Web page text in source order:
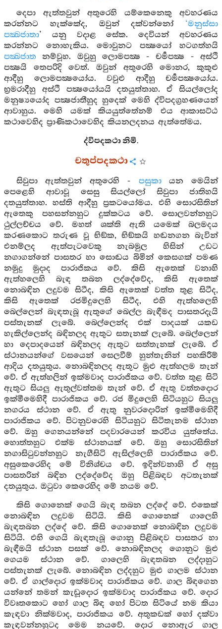
දෙපා ඇත්තවුන් අතුරෙහි යම්කෙනෙකු අවහරණය
කරන්නට හැක්කේද, ඔවුන් දක්වන්නෝ ‘මනුස්සා
පක්‍ඛජාතා’ යනු වදාළ සේක. දෙවියන් අවහරණය
කරන්නට නොහැකිය. මොවුනට පක්‍ෂයෝ හටගත්හයි
පක්‍ඛජාත නම්වූහ. ඔවුහු ලොමපක්‍ෂ - චර්‍මපක්‍ෂ - අස්ථි
පක්‍ෂයි තෙපරිදි වෙත්. ඔවුන් අතුරෙහි මොනර, කුකුළු
ආදීහු ලොමපක්‍ෂයෝය. වවුළු ආදීහු චර්‍මපක්‍ෂයෝය.
භ්‍රමරාදීහු අස්ථි පක්‍ෂයෝයයි දතයුත්තාහ. ඒ සියල්ලෝද
මනුෂ්‍යයෝද පක්‍ෂජාතීහුද හුදෙක් මෙහි ද්විපදග්‍රහණයෙන්
ආවාහුය. මෙහි යමක් කියයුත්තේනම් එය ආකාසට්ඨ
කථාවෙහිද ප්‍රාණිකථාවෙහිද කියනලදනය ඇත්තේමය.
ද්විපදකථා නිමි.
චතුප්පදකථා
සිවුපා ඇත්තවුන් අතුරෙහි - පසුකායන මෙයින්
පෙළෙහි ආවාවූ සෙසු සියල්ලෝ සිවුපා ජාතිහයි
දතයුත්තාහ. හස්ති ආදීහු ප්‍රකටයෝමය. එහි සොරසිතින්
ඇතෙකු පහසන්නහුට දුක්කටය වේ. සොලවන්නහුට
ථුල්ලච්චය වේ. මහත් ශක්ති ඇති යමෙක් බලමදය
කරණකොට තරුණ වූ භිඞ්ක, භිඞ්කයි හඬනගන බැවින්
එනම්ලද ඇත්පැටවෙකු නැබමුල හිසින් උඩට
නගාගන්නේ පාසතර හා සොඬය බිමින් කෙසගක් පමණ
නමුදු මුදාද පාරාජිකය වේ. කිසි ඇතෙක් වනාහි
ඇත්හලෙහි බැඳ තබන ලද්දේවේද, කිසි ඇතෙක්
නොබඳින ලදුවම සිටීද, කිසි ඇතෙක් වත්ත තුළ සිටීද,
කිසි ඇතෙක් රජමිදුලෙහි සිටීද, එහි ඇත්හලෙහි
බෙල්ලෙන් බැඳතැබූ ඇතුගේ බෙල්ල බැඳීමද පාසතරදැයි
පස්තැනක් ලැබේ. බෙල්ලෙන්ද එක් පාදයක් යකඩ
හැකිල්ලෙන්ද බඳිනලද ඇතුට සතැනක් ලැබේ. බෙල්ලෙන්
හා දෙපාදයෙන් බඳිනලද ඇතුට සත්තැනක් ලැබේ. ඒ
ස්ථානයන්ගේ වසයෙන් සෙලවීම් හුන්තැනින් පහකිරීම්
ආදිය දතයුතුය. නොබඳිනලද ඇතුට මුළු ඇත්හලම තැන්
වේ. ඒ ඇත්හලින් ඉක්මවාද පාරාජිකය වේ. වත්ත තුළ සිටි
ඇතුට සියලු ඇතුල්වත්තම තැන් වේ. ඒ ඇතු වත්තදොර
ඉක්මීමෙහිදී පාරාජිකය වේ. රජ මිදුලෙහි සිටියහුට සියලු
නගරය ස්ථාන වේ. ඒ ඇතු නුවරදොරින් ඉක්මීමෙහිදී
පාරාජිකය වේ. පිටනුවරෙහි සිටියහුට සිටිතැනම ස්ථාන
වේ. ඔහු ගෙනයන්නේ පදවාරයෙන් කරවිය යුත්තේය.
හොත්තහුට එක්ම ස්ථානයක් වේ. ඔහු සොරසිතින්
නගාසිටුවන්නහුට නැගීසිටි ඇසිල්ලෙහි පාරාජිකය වේ.
අසුකෙරෙහිද මේ විනිශ්චය වේ. ඉදින්වනාහි ඒ අසු
පාසතරින් බඳින ලද්දේවේද ඔහු පිළිබඳව අටතැනක්
දතයුතුය. ඔටුවා කෙරෙහිද මේ නයම වේ.
කිසි ගොනෙක් ගෙයි බැඳ තබන ලද්දේ වේ. එකෙක්
නොබඳින ලදුවම සිටියි. කිසි ගොනෙක් ගාලෙහි
බැඳතබන ලද්දේ වේ. කිසි ගොනෙක් නොබඳින ලදුවම
සිටියි. එහි ගෙයි බැඳතැබූ ගොනු පිළිබඳව පාසතර හා
බැඳීමයි ස්ථාන පසක් වේ. නොබඳිනලද ගොනුට මුළු
ගෙයම ස්ථාන වේ. ගාලෙහි බැඳතබන ලද්දාහුට
පස්තැනක් ලැබේ. නොබඳින ලද්දහුට මුළු ගාලම ස්ථාන
වේ. ඒ ගාල්දොර ඉක්මවාද පාරාජිකය වේ. ගාල බිඳගෙන
යන්නේ තමන් කැඩූදොර ඉක්මවාද පාරාජිකය වේ. දොර
විවෘතකොට හෝ ගාල බිඳ හෝ පිටත සිටියේ නම කියා
කැඳවා නික්මවාද, පාරාජිකය වේ. අතුකඩක් හෝ දක්වා
කැඳවන්නහුටද මෙම නයවේ. දොර නොඇර ගාල